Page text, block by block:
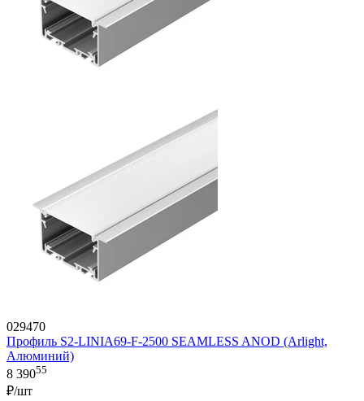
029470
Профиль S2-LINIA69-F-2500 SEAMLESS ANOD (Arlight,
Алюминий)
8 39055
₽/шт